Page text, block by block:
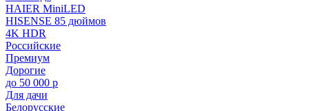
HAIER MiniLED
HISENSE 85 дюймов
4K HDR
Российские
Премиум
Дорогие
до 50 000 р
Для дачи
Белорусские